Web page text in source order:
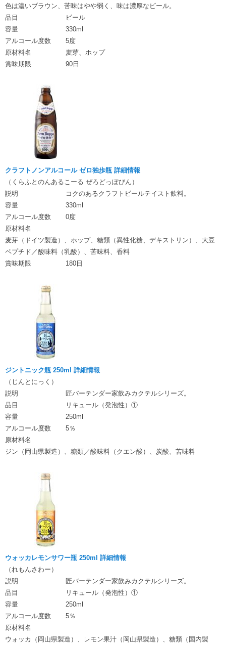
色は濃いブラウン、苦味はやや弱く、味は濃厚なビール。
品目
ビール
容量
330ml
アルコール度数
5度
原材料名
麦芽、ホップ
賞味期限
90日
クラフトノンアルコール ゼロ独歩瓶 詳細情報
（くらふとのんあるこーる ぜろどっぽびん）
説明
コクのあるクラフトビールテイスト飲料。
容量
330ml
アルコール度数
0度
原材料名
麦芽（ドイツ製造）、ホップ、糖類（異性化糖、デキストリン）、大豆
ペプチド／酸味料（乳酸）、苦味料、香料
賞味期限
180日
ジントニック瓶 250ml 詳細情報
（じんとにっく）
説明
匠バーテンダー家飲みカクテルシリーズ。
品目
リキュール（発泡性）①
容量
250ml
アルコール度数
5％
原材料名
ジン（岡山県製造）、糖類／酸味料（クエン酸）、炭酸、苦味料
ウォッカレモンサワー瓶 250ml 詳細情報
（れもんさわー）
説明
匠バーテンダー家飲みカクテルシリーズ。
品目
リキュール（発泡性）①
容量
250ml
アルコール度数
5％
原材料名
ウォッカ（岡山県製造）、レモン果汁（岡山県製造）、糖類（国内製